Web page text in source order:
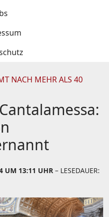
NACH MEHR ALS 40
UM 13:11 UHR – LESEDAUER: